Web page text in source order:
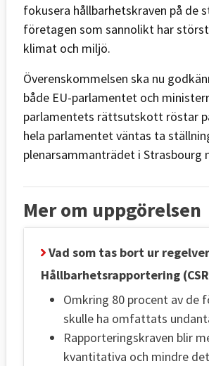
fokusera hållbarhetskraven på de
företagen som sannolikt har
klimat och miljö.
Överenskommelsen ska nu
både EU-parlamentet och
parlamentets rättsutskott röstar
hela parlamentet väntas ta
plenarsammanträdet i Strasbourg
Mer om uppgörelsen
Vad som tas bort ur
Hållbarhetsrapportering
Omkring 80 procent av de
skulle ha omfattats
Rapporteringskraven blir
kvantitativa och mindre